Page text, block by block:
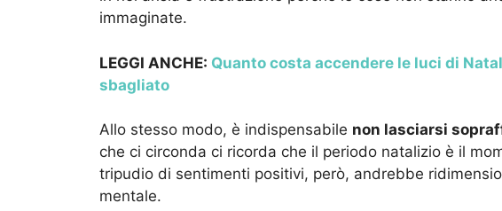
immaginate.
LEGGI ANCHE: Quanto costa accendere le luci di
sbagliato
Allo stesso modo, è indispensabile non lasciarsi
che ci circonda ci ricorda che il periodo natalizio è il
tripudio di sentimenti positivi, però, andrebbe
mentale.